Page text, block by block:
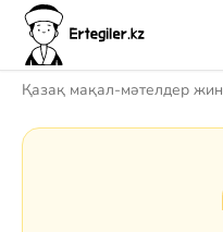
Қазақ мақал-мәтелдер